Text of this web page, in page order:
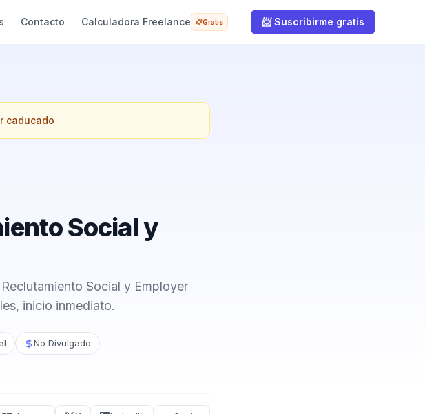
Contacto Calculadora Freelance Gratis 📨 Suscribirme gratis
caducado
Social y
Social y Employer
inicio inmediato.
No Divulgado